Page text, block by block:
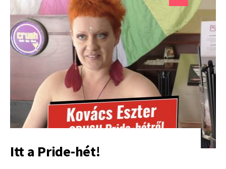
HÉTEN
Itt a Pride-hét!